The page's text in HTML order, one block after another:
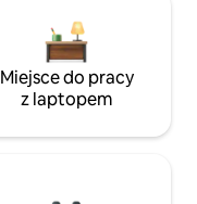
Miejsce do pracy
z laptopem